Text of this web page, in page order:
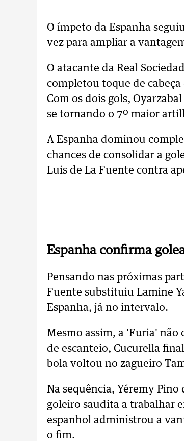
O ímpeto da Espanha
vez para ampliar a
O atacante da Real
completou toque de
Com os dois gols,
se tornando o 7º maior
A Espanha dominou
chances de consolidar a
Luis de La Fuente contra
Espanha confirma
Pensando nas próximas
Fuente substituiu Lamine
Espanha, já no intervalo.
Mesmo assim, a 'Furia'
de escanteio, Cucurella
bola voltou no zagueiro
Na sequência, Yéremy
goleiro saudita a trabalhar
espanhol administrou a
o fim.